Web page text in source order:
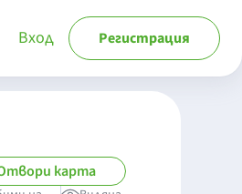
Вход Регистрация
карта